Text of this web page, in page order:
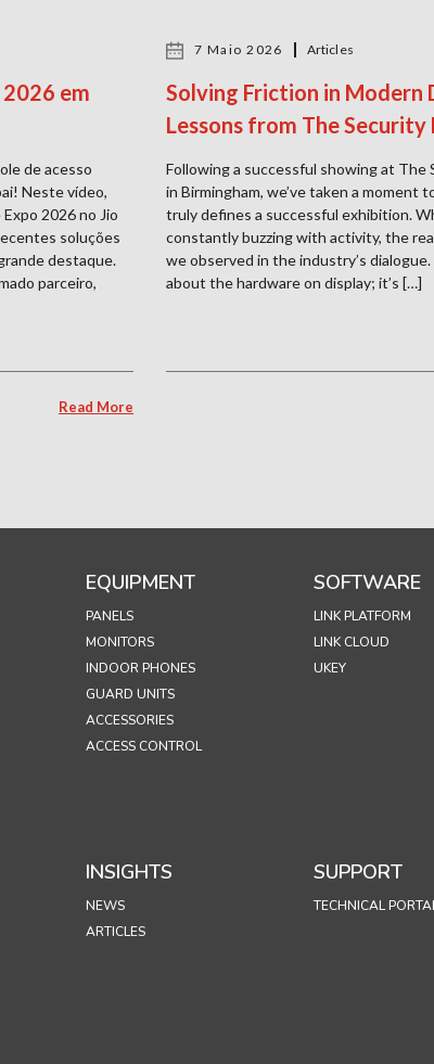
2026 em
de acesso
Neste vídeo,
2026 no Jio
soluções
destaque.
parceiro,
Read More
7 Maio 2026 Articles
Solving Friction in Modern
Lessons from The Security
Following a successful showing at The
in Birmingham, we’ve taken a moment
truly defines a successful exhibition.
constantly buzzing with activity, the
we observed in the industry’s
about the hardware on display; it’s […]
EQUIPMENT
PANELS
MONITORS
INDOOR PHONES
GUARD UNITS
ACCESSORIES
ACCESS CONTROL
SOFTWARE
LINK PLATFORM
LINK CLOUD
UKEY
INSIGHTS
NEWS
ARTICLES
SUPPORT
TECHNICAL